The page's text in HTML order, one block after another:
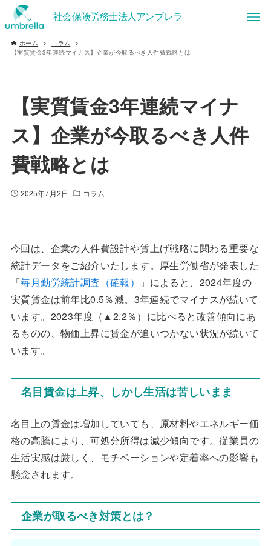
ホーム
コラム
【実質賃金3年連続マイナス】企業が今取るべき人件費戦略とは
【実質賃金3年連続マイナ
ス】企業が今取るべき人件
費戦略とは
2025年7月2日 コラム
今回は、企業の人件費設計や賃上げ戦略に関わる重要な
統計データをご紹介いたします。厚生労働省が発表した
「毎月勤労統計調査（確報）
」によると、2024年度の
実質賃金は前年比0.5％減。3年連続でマイナスが続いて
います。2023年度（▲2.2％）に比べると改善傾向にあ
るものの、物価上昇に賃金が追いつかない状況が続いて
います。
名目賃金は上昇、しかし生活は苦しいまま
名目上の賃金は増加していても、原材料やエネルギー価
格の高騰により、可処分所得は減少傾向です。従業員の
生活実感は厳しく、モチベーションや定着率への影響も
懸念されます。
企業が取るべき対策とは？